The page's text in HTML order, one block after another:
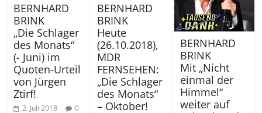
BERNHARD
BRINK
„Die Schlager
des Monats“
(- Juni) im
Quoten-Urteil
von Jürgen
Ztirf!
2. Juli 2018 0
BERNHARD
BRINK
Heute
(26.10.2018),
MDR
FERNSEHEN:
„Die Schlager
des Monats“
– Oktober!
BERNHARD
BRINK
Mit „Nicht
einmal der
Himmel“
weiter auf